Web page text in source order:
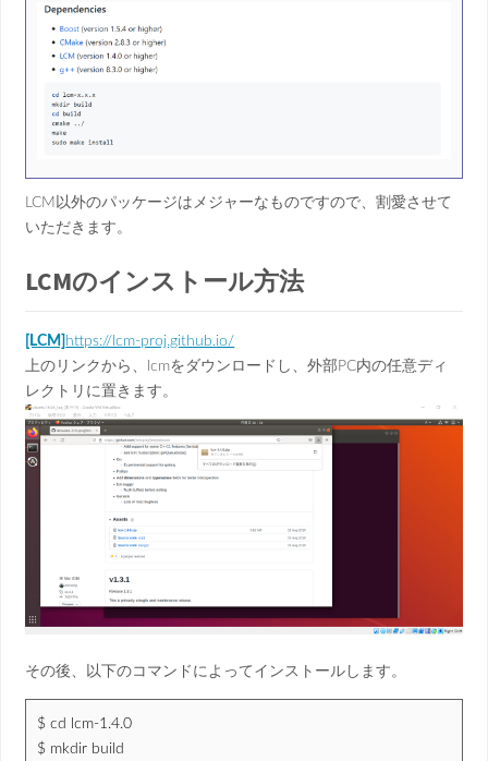
LCM以外のパッケージはメジャーなものですので、割愛させて
いただきます。
LCMのインストール方法
[LCM] https://lcm-proj.github.io/
上のリンクから、lcmをダウンロードし、外部PC内の任意ディ
レクトリに置きます。
その後、以下のコマンドによってインストールします。
$ cd lcm-1.4.0
$ mkdir build